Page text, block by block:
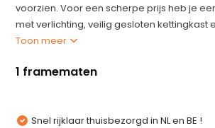
voorzien. Voor een scherpe prijs heb je
met verlichting, veilig gesloten kettingkast
Toon meer
1 framematen
Snel rijklaar thuisbezorgd in NL en BE !